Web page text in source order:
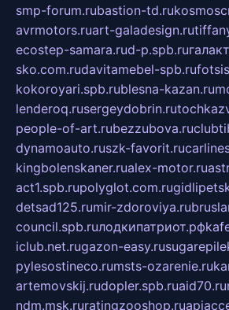
smp-forum.rubastion-td.ru
avrmotors.ruart-galadesign.ru
ecostep-samara.rud-p.spb.ru
sko.com.rudavitamebel-spb.ru
kokoroyari.spb.rublesna-kazan.ru
lenderoq.rusergeydobrin.ru
people-of-art.rubezzubova.ru
dynamoauto.ruszk-favorit.ru
kingbolenskaner.rualex-motor.ru
act1.spb.rupolyglot.com.ru
detsad125.rumir-zdoroviya.ru
council.spb.ruлодкипатриот.рф
iclub.net.rugazon-easy.ru
pylesostineco.rumsts-ozarenie.ru
artemovskij.rudopler.spb.ruaid70.ru
ndm.msk.ruratingzooshop.ru